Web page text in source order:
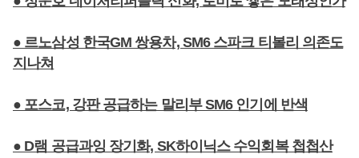
● 르노삼성 한국GM 쌍용차, SM6 스파크 티볼리 의존도
지나쳐
● 포스코, 강판 공급하는 말리부 SM6 인기에 반색
● D램 공급과잉 장기화, SK하이닉스 수익회복 첩첩산